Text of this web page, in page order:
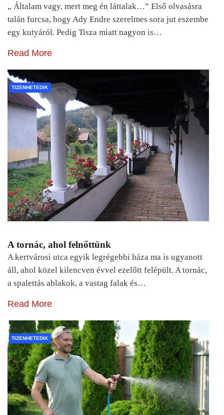
„ Általam vagy, mert meg én láttalak…” Első olvasásra
talán furcsa, hogy Ady Endre szerelmes sora jut eszembe
egy kutyáról. Pedig Tisza miatt nagyon is…
Read More
TIZENHETEDIK
A tornác, ahol felnőttünk
A kertvárosi utca egyik legrégebbi háza ma is ugyanott
áll, ahol közel kilencven évvel ezelőtt felépült. A tornác,
a spalettás ablakok, a vastag falak és…
Read More
TIZENHETEDIK